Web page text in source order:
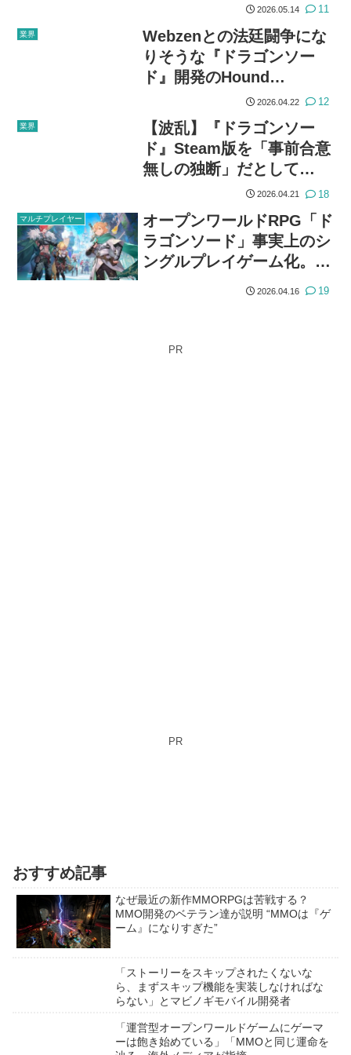
2026.05.14 11
業界
Webzenとの法廷闘争にな
りそうな『ドラゴンソー
ド』開発のHound
13「Steamサービスは適
法」だと反論
2026.04.22 12
業界
【波乱】『ドラゴンソー
ド』Steam版を「事前合意
無しの独断」だとして
Webzen社が仮処分を申
請。法的措置で配信差し止
めか？
2026.04.21 18
マルチプレイヤー
オープンワールドRPG「ド
ラゴンソード」事実上のシ
ングルプレイゲーム化。ガ
チャ廃止。開発インタビュ
2026.04.16 19
PR
PR
おすすめ記事
なぜ最近の新作MMORPGは苦戦する？
MMO開発のベテラン達が説明 “MMOは『ゲ
ーム』になりすぎた”
「ストーリーをスキップされたくないな
ら、まずスキップ機能を実装しなければな
らない」とマビノギモバイル開発者
「運営型オープンワールドゲームにゲーマ
ーは飽き始めている」「MMOと同じ運命を